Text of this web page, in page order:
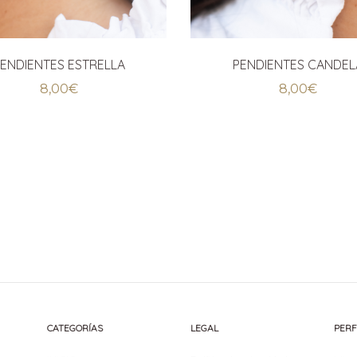
ESTRELLA
8,00€
PENDIENTES
8,00€
CATEGORÍAS LEGAL